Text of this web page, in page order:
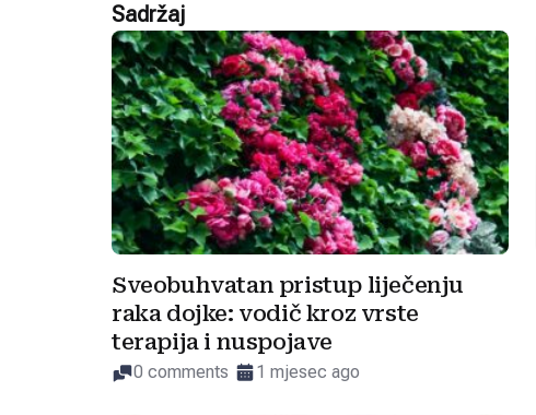
Sadržaj
Sveobuhvatan pristup liječenju
raka dojke: vodič kroz vrste
terapija i nuspojave
0 comments 1 mjesec ago